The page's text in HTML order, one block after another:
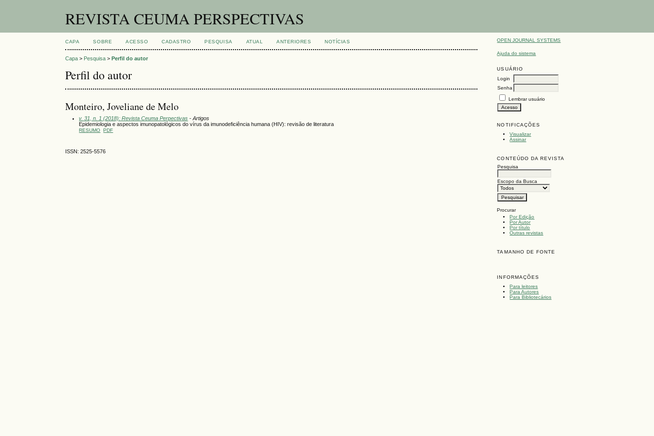
REVISTA CEUMA PERSPECTIVAS
OPEN JOURNAL SYSTEMS
Ajuda do sistema
USUÁRIO
Login
Senha
Lembrar usuário
NOTIFICAÇÕES
Visualizar
Assinar
CONTEÚDO DA REVISTA
Pesquisa
Escopo da Busca
Procurar
Por Edição
Por Autor
Por título
Outras revistas
TAMANHO DE FONTE
INFORMAÇÕES
Para leitores
Para Autores
Para Bibliotecários
CAPA SOBRE ACESSO CADASTRO PESQUISA ATUAL ANTERIORES NOTÍCIAS
Capa > Pesquisa >Perfil do autor
Perfil do autor
Monteiro, Joveliane de Melo
v. 31, n. 1 (2018): Revista Ceuma Perpectivas - Artigos
Epidemiologia e aspectos imunopatológicos do vírus da imunodeficiência humana (HIV): revisão de literatura
RESUMO PDF
ISSN: 2525-5576